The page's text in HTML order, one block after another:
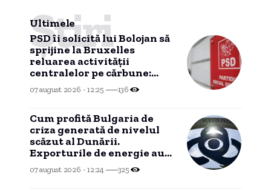
Ultimele
Știri
PSD îi solicită lui Bolojan să
sprijine la Bruxelles
reluarea activității
centralelor pe cărbune:
„România nu poate fi lăsată
în întuneric”
07 august 2026 - 12:25 136
Cum profită Bulgaria de
criza generată de nivelul
scăzut al Dunării.
Exporturile de energie au
atins niveluri record.
07 august 2026 - 12:24 325